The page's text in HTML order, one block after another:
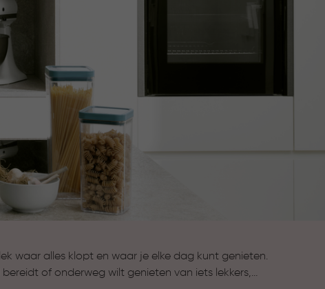
waar alles klopt en waar je elke dag kunt genieten.
of onderweg wilt genieten van iets lekkers,